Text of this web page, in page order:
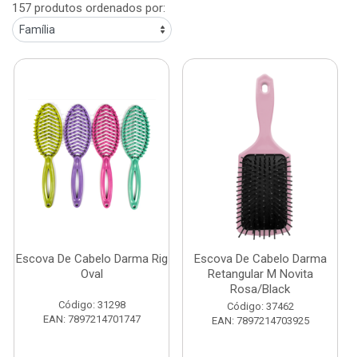
157 produtos ordenados por:
Escova De Cabelo Darma Rig
Oval
Código: 31298
EAN: 7897214701747
Escova De Cabelo Darma
Retangular M Novita
Rosa/Black
Código: 37462
EAN: 7897214703925